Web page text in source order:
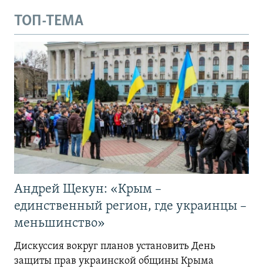
ТОП-ТЕМА
Андрей Щекун: «Крым –
единственный регион, где украинцы –
меньшинство»
Дискуссия вокруг планов установить День
защиты прав украинской общины Крыма